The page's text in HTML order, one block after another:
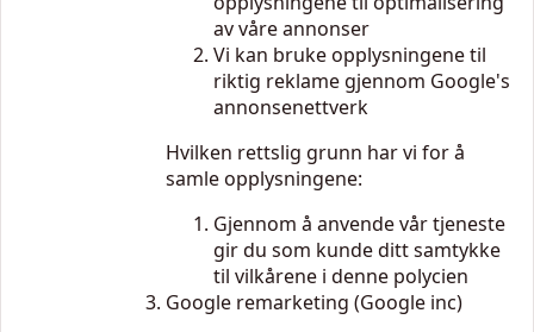
av våre annonser
Vi kan bruke opplysningene til
riktig reklame gjennom Google's
annonsenettverk
Hvilken rettslig grunn har vi for å
samle opplysningene:
Gjennom å anvende vår tjeneste
gir du som kunde ditt samtykke
til vilkårene i denne polycien
Google remarketing (Google inc)